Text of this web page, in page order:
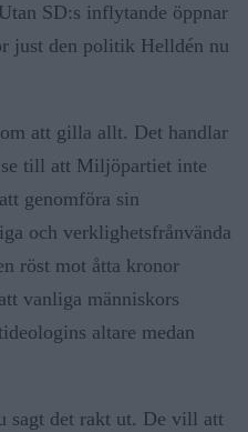
SD:s inflytande öppnar
just den politik Helldén nu
att gilla allt. Det handlar
till att Miljöpartiet inte
genomföra sin
och verklighetsfrånvända
röst mot åtta kronor
vanliga människors
altare medan
sagt det rakt ut. De vill att